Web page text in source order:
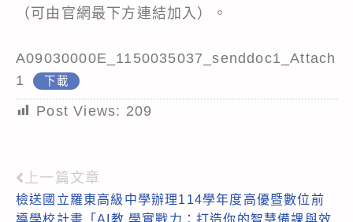
（可由官網最下方連結加入）。
A09030000E_1150035037_senddoc1_Attach
1
下載
Post Views: 209
Read
more
上一篇文章
檢送國立羅東高級中學辦理114學年度高優暨數位前
導學校計畫「AI教 學實戰力：打造你的智慧備課與效